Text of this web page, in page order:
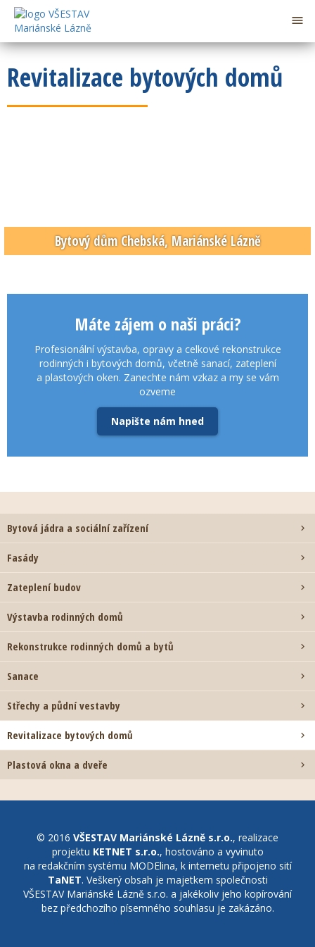

Revitalizace bytových domů
Bytový dům Chebská, Mariánské Lázně
Máte zájem o naši práci?
Profesionální výstavba, opravy a celkové rekonstrukce
rodinných i bytových domů, včetně sanací, zateplení
a plastových oken. Zanechte nám vzkaz a my se vám
ozveme
Napište nám hned
Bytová jádra a sociální zařízení 
Fasády 
Zateplení budov 
Výstavba rodinných domů 
Rekonstrukce rodinných domů a bytů 
Sanace 
Střechy a půdní vestavby 
Revitalizace bytových domů 
Plastová okna a dveře 
© 2016 VŠESTAV Mariánské Lázně s.r.o., realizace
projektu KETNET s.r.o., hostováno a vyvinuto
na redakčním systému MODElina, k internetu připojeno sití
TaNET. Veškerý obsah je majetkem společnosti
VŠESTAV Mariánské Lázně s.r.o. a jakékoliv jeho kopírování
bez předchozího písemného souhlasu je zakázáno.